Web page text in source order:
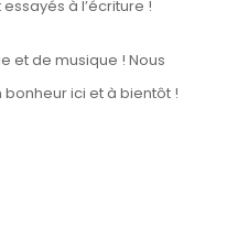
à l’écriture !
et de musique ! Nous
ici et à bientôt !